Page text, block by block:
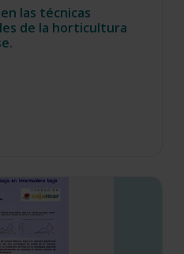
las técnicas
de la horticultura